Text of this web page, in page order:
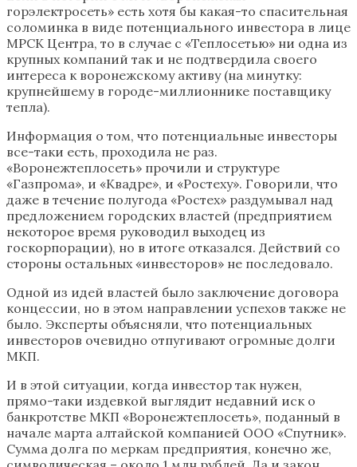
горэлектросеть» есть хотя бы какая-то спасительная
соломинка в виде потенциального инвестора в лице
МРСК Центра, то в случае с «Теплосетью» ни одна из
крупных компаний так и не подтвердила своего
интереса к воронежскому активу (на минутку:
крупнейшему в городе-миллионнике поставщику
тепла).
Информация о том, что потенциальные инвесторы
все-таки есть, проходила не раз.
«Воронежтеплосеть» прочили и структуре
«Газпрома», и «Квадре», и «Ростеху». Говорили, что
даже в течение полугода «Ростех» раздумывал над
предложением городских властей (предприятием
некоторое время руководил выходец из
госкорпорации), но в итоге отказался. Действий со
стороны остальных «инвесторов» не последовало.
Одной из идей властей было заключение договора
концессии, но в этом направлении успехов также не
было. Эксперты объясняли, что потенциальных
инвесторов очевидно отпугивают огромные долги
МКП.
И в этой ситуации, когда инвестор так нужен,
прямо-таки издевкой выглядит недавний иск о
банкротстве МКП «Воронежтеплосеть», поданный в
начале марта алтайской компанией ООО «Спутник».
Сумма долга по меркам предприятия, конечно же,